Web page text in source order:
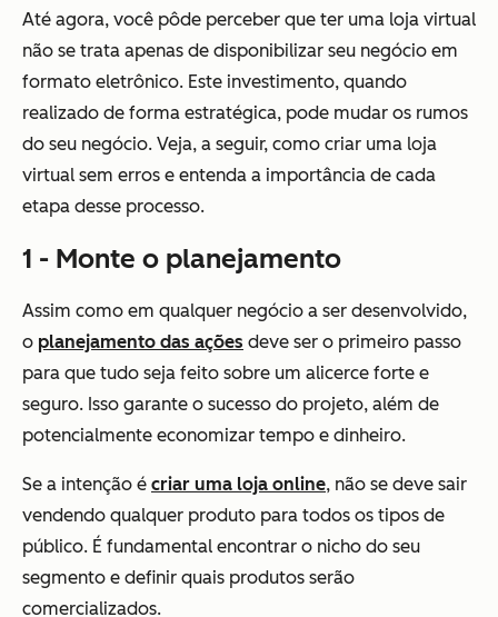
Até agora, você pôde perceber que ter uma loja virtual
não se trata apenas de disponibilizar seu negócio em
formato eletrônico. Este investimento, quando
realizado de forma estratégica, pode mudar os rumos
do seu negócio. Veja, a seguir, como criar uma loja
virtual sem erros e entenda a importância de cada
etapa desse processo.
1 - Monte o planejamento
Assim como em qualquer negócio a ser desenvolvido,
o planejamento das ações deve ser o primeiro passo
para que tudo seja feito sobre um alicerce forte e
seguro. Isso garante o sucesso do projeto, além de
potencialmente economizar tempo e dinheiro.
Se a intenção é criar uma loja online, não se deve sair
vendendo qualquer produto para todos os tipos de
público. É fundamental encontrar o nicho do seu
segmento e definir quais produtos serão
comercializados.